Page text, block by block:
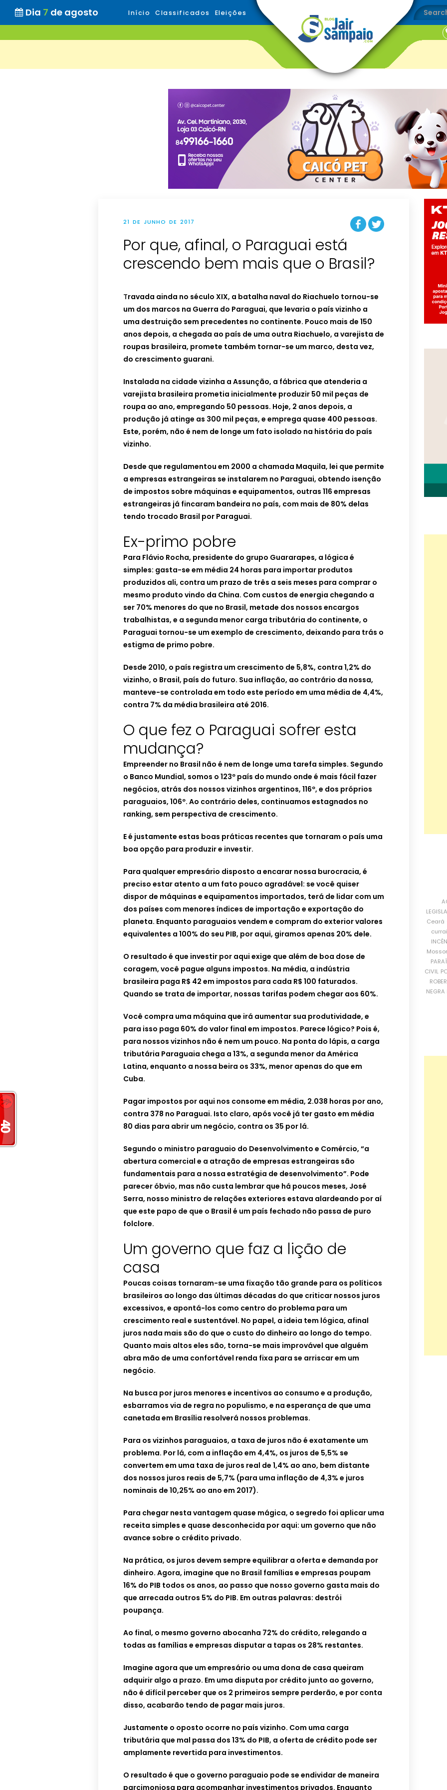
Dia 7 de agosto Início Classificados Eleições
21 DE JUNHO DE 2017
Por que, afinal, o Paraguai está
crescendo bem mais que o Brasil?
Travada ainda no século XIX, a batalha naval do Riachuelo tornou-se
um dos marcos na Guerra do Paraguai, que levaria o país vizinho a
uma destruição sem precedentes no continente. Pouco mais de 150
anos depois, a chegada ao país de uma outra Riachuelo, a varejista de
roupas brasileira, promete também tornar-se um marco, desta vez,
do crescimento guarani.
Instalada na cidade vizinha a Assunção, a fábrica que atenderia a
varejista brasileira prometia inicialmente produzir 50 mil peças de
roupa ao ano, empregando 50 pessoas. Hoje, 2 anos depois, a
produção já atinge as 300 mil peças, e emprega quase 400 pessoas.
Este, porém, não é nem de longe um fato isolado na história do país
vizinho.
Desde que regulamentou em 2000 a chamada Maquila, lei que permite
a empresas estrangeiras se instalarem no Paraguai, obtendo isenção
de impostos sobre máquinas e equipamentos, outras 116 empresas
estrangeiras já fincaram bandeira no país, com mais de 80% delas
tendo trocado Brasil por Paraguai.
Ex-primo pobre
Para Flávio Rocha, presidente do grupo Guararapes, a lógica é
simples: gasta-se em média 24 horas para importar produtos
produzidos ali, contra um prazo de três a seis meses para comprar o
mesmo produto vindo da China. Com custos de energia chegando a
ser 70% menores do que no Brasil, metade dos nossos encargos
trabalhistas, e a segunda menor carga tributária do continente, o
Paraguai tornou-se um exemplo de crescimento, deixando para trás o
estigma de primo pobre.
Desde 2010, o país registra um crescimento de 5,8%, contra 1,2% do
vizinho, o Brasil, país do futuro. Sua inflação, ao contrário da nossa,
manteve-se controlada em todo este período em uma média de 4,4%,
contra 7% da média brasileira até 2016.
O que fez o Paraguai sofrer esta
mudança?
Empreender no Brasil não é nem de longe uma tarefa simples. Segundo
o Banco Mundial, somos o 123º país do mundo onde é mais fácil fazer
negócios, atrás dos nossos vizinhos argentinos, 116º, e dos próprios
paraguaios, 106º. Ao contrário deles, continuamos estagnados no
ranking, sem perspectiva de crescimento.
E é justamente estas boas práticas recentes que tornaram o país uma
boa opção para produzir e investir.
Para qualquer empresário disposto a encarar nossa burocracia, é
preciso estar atento a um fato pouco agradável: se você quiser
dispor de máquinas e equipamentos importados, terá de lidar com um
dos países com menores índices de importação e exportação do
planeta. Enquanto paraguaios vendem e compram do exterior valores
equivalentes a 100% do seu PIB, por aqui, giramos apenas 20% dele.
O resultado é que investir por aqui exige que além de boa dose de
coragem, você pague alguns impostos. Na média, a indústria
brasileira paga R$ 42 em impostos para cada R$ 100 faturados.
Quando se trata de importar, nossas tarifas podem chegar aos 60%.
Você compra uma máquina que irá aumentar sua produtividade, e
para isso paga 60% do valor final em impostos. Parece lógico? Pois é,
para nossos vizinhos não é nem um pouco. Na ponta do lápis, a carga
tributária Paraguaia chega a 13%, a segunda menor da América
Latina, enquanto a nossa beira os 33%, menor apenas do que em
Cuba.
Pagar impostos por aqui nos consome em média, 2.038 horas por ano,
contra 378 no Paraguai. Isto claro, após você já ter gasto em média
80 dias para abrir um negócio, contra os 35 por lá.
Segundo o ministro paraguaio do Desenvolvimento e Comércio, “a
abertura comercial e a atração de empresas estrangeiras são
fundamentais para a nossa estratégia de desenvolvimento”. Pode
parecer óbvio, mas não custa lembrar que há poucos meses, José
Serra, nosso ministro de relações exteriores estava alardeando por aí
que este papo de que o Brasil é um país fechado não passa de puro
folclore.
Um governo que faz a lição de
casa
Poucas coisas tornaram-se uma fixação tão grande para os políticos
brasileiros ao longo das últimas décadas do que criticar nossos juros
excessivos, e apontá-los como centro do problema para um
crescimento real e sustentável. No papel, a ideia tem lógica, afinal
juros nada mais são do que o custo do dinheiro ao longo do tempo.
Quanto mais altos eles são, torna-se mais improvável que alguém
abra mão de uma confortável renda fixa para se arriscar em um
negócio.
Na busca por juros menores e incentivos ao consumo e a produção,
esbarramos via de regra no populismo, e na esperança de que uma
canetada em Brasília resolverá nossos problemas.
Para os vizinhos paraguaios, a taxa de juros não é exatamente um
problema. Por lá, com a inflação em 4,4%, os juros de 5,5% se
convertem em uma taxa de juros real de 1,4% ao ano, bem distante
dos nossos juros reais de 5,7% (para uma inflação de 4,3% e juros
nominais de 10,25% ao ano em 2017).
Para chegar nesta vantagem quase mágica, o segredo foi aplicar uma
receita simples e quase desconhecida por aqui: um governo que não
avance sobre o crédito privado.
Na prática, os juros devem sempre equilibrar a oferta e demanda por
dinheiro. Agora, imagine que no Brasil famílias e empresas poupam
16% do PIB todos os anos, ao passo que nosso governo gasta mais do
que arrecada outros 5% do PIB. Em outras palavras: destrói
poupança.
Ao final, o mesmo governo abocanha 72% do crédito, relegando a
todas as famílias e empresas disputar a tapas os 28% restantes.
Imagine agora que um empresário ou uma dona de casa queiram
adquirir algo a prazo. Em uma disputa por crédito junto ao governo,
não é difícil perceber que os 2 primeiros sempre perderão, e por conta
disso, acabarão tendo de pagar mais juros.
Justamente o oposto ocorre no país vizinho. Com uma carga
tributária que mal passa dos 13% do PIB, a oferta de crédito pode ser
amplamente revertida para investimentos.
O resultado é que o governo paraguaio pode se endividar de maneira
parcimoniosa para acompanhar investimentos privados. Enquanto
Ceará
CIVIL
NEGRA